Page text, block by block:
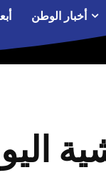
أخبار الوطن